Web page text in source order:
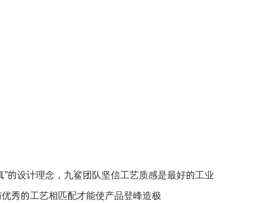
”的设计理念，九鲨团队坚信工艺质感是最好的工业
秀的工艺相匹配才能使产品登峰造极